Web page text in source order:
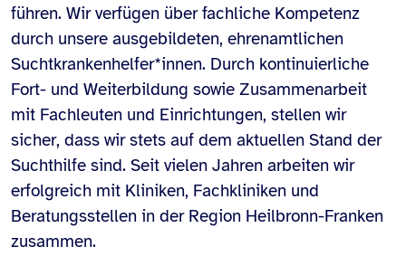
führen. Wir verfügen über fachliche Kompetenz
durch unsere ausgebildeten, ehrenamtlichen
Suchtkrankenhelfer*innen. Durch kontinuierliche
Fort- und Weiterbildung sowie Zusammenarbeit
mit Fachleuten und Einrichtungen, stellen wir
sicher, dass wir stets auf dem aktuellen Stand der
Suchthilfe sind. Seit vielen Jahren arbeiten wir
erfolgreich mit Kliniken, Fachkliniken und
Beratungsstellen in der Region Heilbronn-Franken
zusammen.